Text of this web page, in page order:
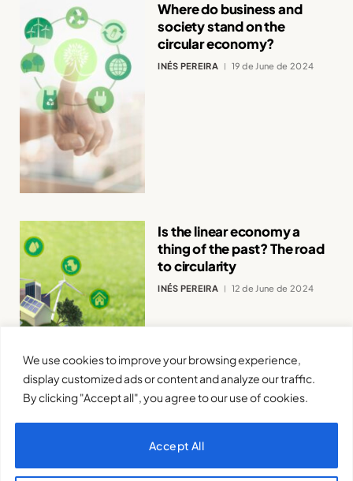
We use cookies to improve your browsing experience,
display customized ads or content and analyze our traffic.
By clicking "Accept all", you agree to our use of cookies.
Accept All
Where do business and
society stand on the
circular economy?
INÉS PEREIRA 19 de June de 2024
Is the linear economy a
thing of the past? The road
to circularity
INÉS PEREIRA 12 de June de 2024
Challenges ahead until The
Global Plastics Treaty is